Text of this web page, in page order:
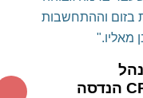
בזום וההתחשבות
מאליו."